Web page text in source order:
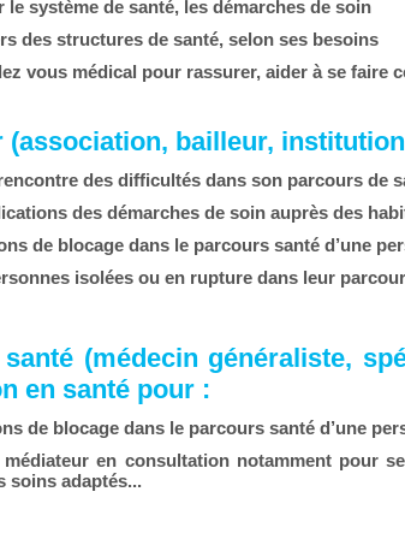
système de santé, les démarches de soin
des structures de santé, selon ses besoins
vous médical pour rassurer, aider à se faire
(association, bailleur,
des difficultés dans son parcours de
des démarches de soin auprès des
de blocage dans le parcours santé d’une
isolées ou en rupture dans leur
(médecin généraliste,
en santé pour :
de blocage dans le parcours santé d’une
en consultation notamment pour
soins adaptés...